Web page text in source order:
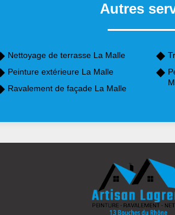
Autres
Nettoyage de terrasse La Malle
Peinture extérieure La Malle
Ravalement de façade La Malle